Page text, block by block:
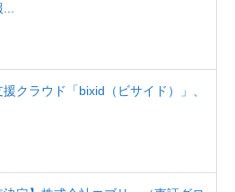
...
クラウド「bixid（ビサイド）」、